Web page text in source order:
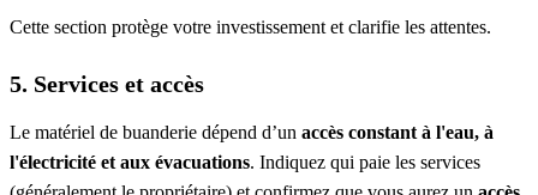
Cette section protège votre investissement et clarifie les attentes.
5. Services et accès
Le matériel de buanderie dépend d’un accès constant à l'eau, à
l'électricité et aux évacuations. Indiquez qui paie les services